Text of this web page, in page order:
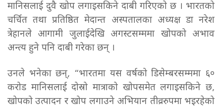
मानिसलाई दुवै खोप लगाइसकिने दाबी गरिएको छ । भारतको
चर्चित तथा प्रतिष्ठित मेदान्त अस्पतालका अध्यक्ष डा नरेश
त्रेहानले आगामी जुलाईदेखि अगस्टसम्ममा खोपको अभाव
अन्त्य हुने पनि दाबी गरेका छन् ।
उनले भनेका छन्, “भारतमा यस वर्षको डिसेम्बरसम्ममा ६०
करोड मानिसलाई दोस्रो मात्राको खोपसमेत लगाइसकिने छ,
खोपको उत्पादन र खोप लगाउने अभियान तीव्ररुपमा भइरहेको